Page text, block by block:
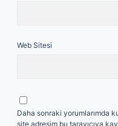
Web Sitesi
Daha sonraki yorumlarımda
site adresim bu tarayıcıya